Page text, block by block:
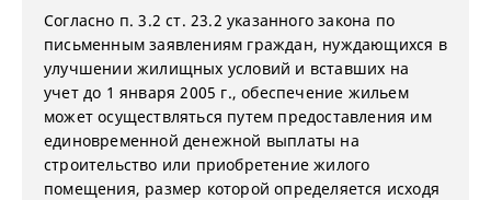
Согласно п. 3.2 ст. 23.2 указанного закона по
письменным заявлениям граждан, нуждающихся в
улучшении жилищных условий и вставших на
учет до 1 января 2005 г., обеспечение жильем
может осуществляться путем предоставления им
единовременной денежной выплаты на
строительство или приобретение жилого
помещения, размер которой определяется исходя